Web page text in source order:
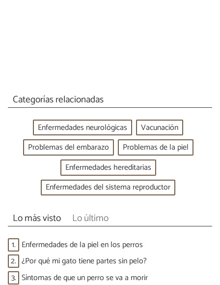
Categorías relacionadas
Enfermedades neurológicas
Vacunación
Problemas del embarazo
Problemas de la piel
Enfermedades hereditarias
Enfermedades del sistema reproductor
Lo más visto Lo último
1. Enfermedades de la piel en los perros
2. ¿Por qué mi gato tiene partes sin pelo?
3. Síntomas de que un perro se va a morir